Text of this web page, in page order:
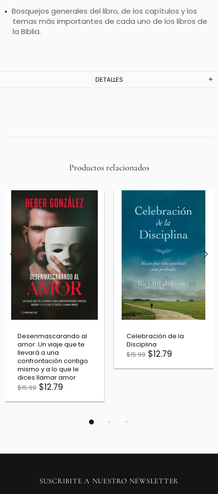
Bosquejos generales del libro, de los capítulos y los
temas más importantes de cada uno de los libros de
la Biblia.
DETALLES
Productos relacionados
Celebración de la
Disciplina
$15.99 $12.79
Invisibles - La iglesia
de Cristo no es la que
ves
SUSCRIBITE A NUESTRO NEWSLETTER